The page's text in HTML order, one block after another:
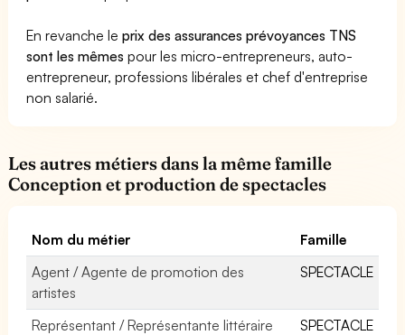
En revanche leprix des assurances prévoyances TNS
sont les mêmes pour les micro-entrepreneurs, auto-
entrepreneur, professions libérales et chef d'entreprise
non salarié.
Les autres métiers dans la même famille
Conception et production de spectacles
Nom du métier
Famille
Agent / Agente de promotion des
artistes
SPECTACLE
Représentant / Représentante littéraire
SPECTACLE